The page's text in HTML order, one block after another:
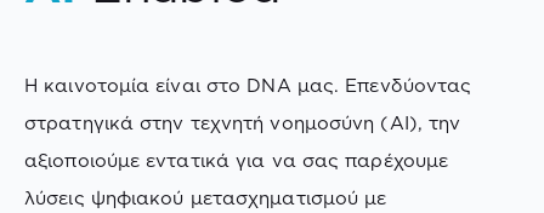
Η καινοτομία είναι στο DNA μας. Επενδύοντας
στρατηγικά στην τεχνητή νοημοσύνη (AI), την
αξιοποιούμε εντατικά για να σας παρέχουμε
λύσεις ψηφιακού μετασχηματισμού με